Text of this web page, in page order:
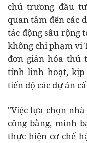
chủ trương đầu
quan tâm đến các
tác động sâu rộng
không chỉ phạm vi
đơn giản hóa thủ
tính linh hoạt, kịp
tiến độ các dự án
"Việc lựa chọn
công bằng, minh
thực hiện cơ chế